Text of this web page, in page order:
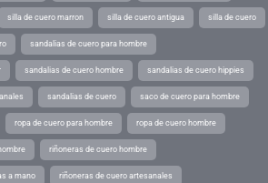
silla de cuero marron silla de cuero antigua silla de cuero
sandalias de cuero para hombre
sandalias de cuero hombre sandalias de cuero hippies
sandalias de cuero saco de cuero para hombre
ropa de cuero para hombre ropa de cuero hombre
riñoneras de cuero hombre
a mano riñoneras de cuero artesanales